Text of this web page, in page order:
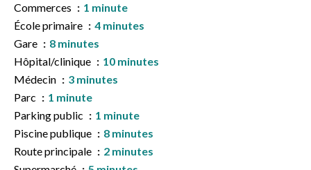
Commerces
1 minute
École primaire
4 minutes
Gare
8 minutes
Hôpital/clinique
10 minutes
Médecin
3 minutes
Parc
1 minute
Parking public
1 minute
Piscine publique
8 minutes
Route principale
2 minutes